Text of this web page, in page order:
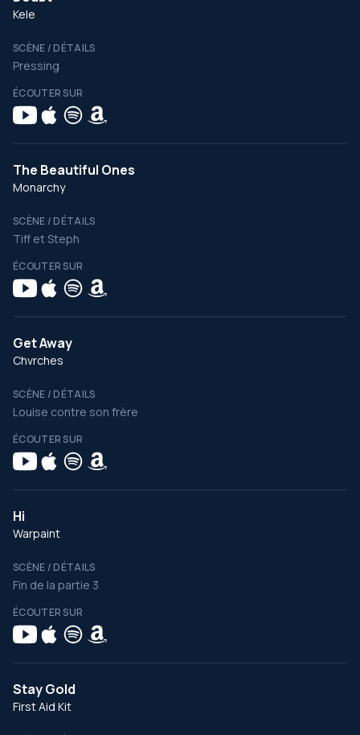
Kele
SCÈNE / DÉTAILS
Pressing
ÉCOUTER SUR
The Beautiful Ones
Monarchy
SCÈNE / DÉTAILS
Tiff et Steph
ÉCOUTER SUR
Get Away
Chvrches
SCÈNE / DÉTAILS
Louise contre son frère
ÉCOUTER SUR
Hi
Warpaint
SCÈNE / DÉTAILS
Fin de la partie 3
ÉCOUTER SUR
Stay Gold
First Aid Kit